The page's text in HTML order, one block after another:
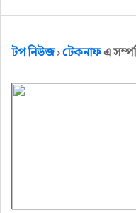
টপ নিউজ›টেকনাফএ